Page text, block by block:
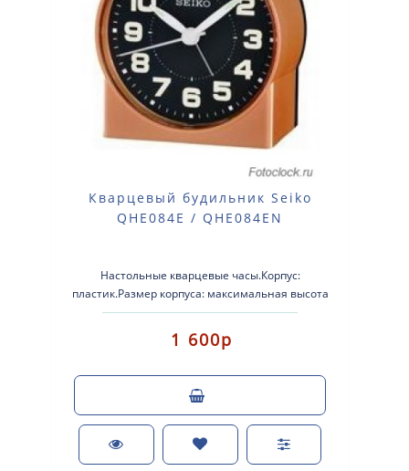
Кварцевый будильник Seiko
QHE084E / QHE084EN
Настольные кварцевые часы.Корпус:
пластик.Размер корпуса: максимальная высота
85мм, максимальная ширина 80мм, глубина
45мм.Плав..
1 600р